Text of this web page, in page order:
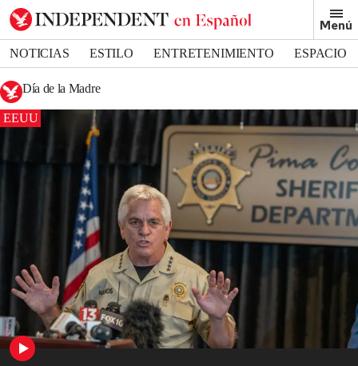
Menú
NOTICIAS ESTILO ENTRETENIMIENTO
ESPACIO
DEPORTES
Día de la Madre
EEUU